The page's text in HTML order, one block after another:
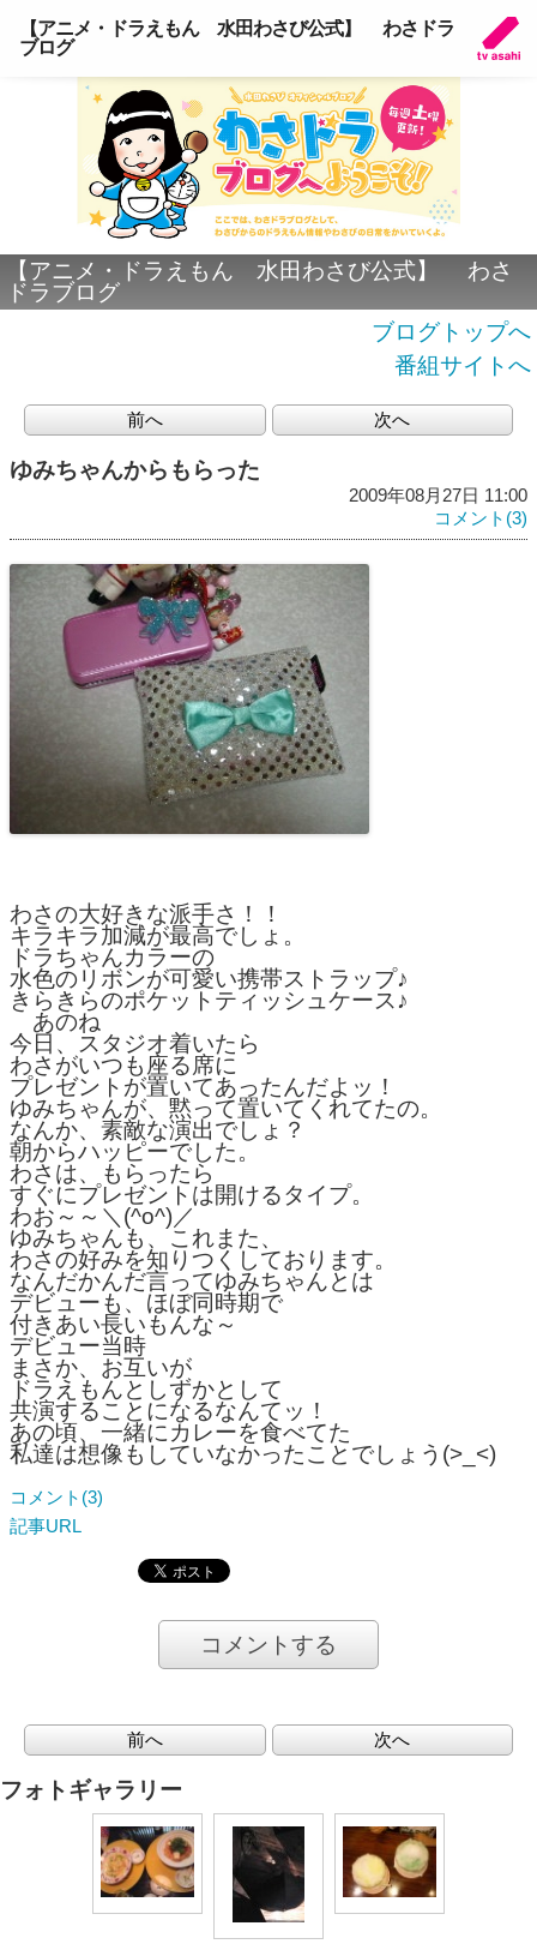
【アニメ・ドラえもん 水田わさび公式】 わさドラ
ブログ
【アニメ・ドラえもん 水田わさび公式】 わさ
ドラブログ
ブログトップへ
番組サイトへ
前へ 次へ
ゆみちゃんからもらった
2009年08月27日 11:00
コメント(3)
わさの大好きな派手さ！！
キラキラ加減が最高でしょ。
ドラちゃんカラーの
水色のリボンが可愛い携帯ストラップ♪
きらきらのポケットティッシュケース♪
あのね
今日、スタジオ着いたら
わさがいつも座る席に
プレゼントが置いてあったんだよッ！
ゆみちゃんが、黙って置いてくれてたの。
なんか、素敵な演出でしょ？
朝からハッピーでした。
わさは、もらったら
すぐにプレゼントは開けるタイプ。
わお～～＼(^o^)／
ゆみちゃんも、これまた、
わさの好みを知りつくしております。
なんだかんだ言ってゆみちゃんとは
デビューも、ほぼ同時期で
付きあい長いもんな～
デビュー当時
まさか、お互いが
ドラえもんとしずかとして
共演することになるなんてッ！
あの頃、一緒にカレーを食べてた
私達は想像もしていなかったことでしょう(>_<)
コメント(3)
記事URL
コメントする
前へ 次へ
フォトギャラリー